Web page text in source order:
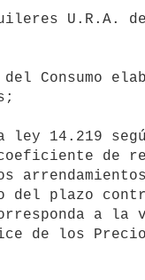
de
del plazo
a la
de los